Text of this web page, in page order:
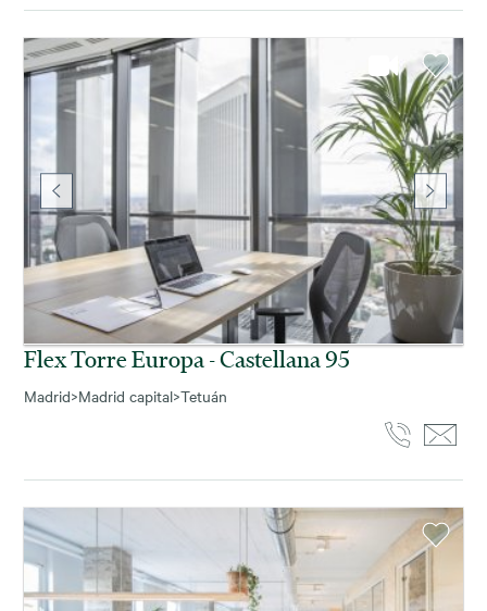
Flex Torre Europa - Castellana 95
Madrid>Madrid capital>Tetuán